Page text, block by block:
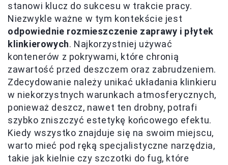
stanowi klucz do sukcesu w trakcie pracy.
Niezwykle ważne w tym kontekście jest
odpowiednie rozmieszczenie zaprawy i płytek
klinkierowych. Najkorzystniej używać
kontenerów z pokrywami, które chronią
zawartość przed deszczem oraz zabrudzeniem.
Zdecydowanie należy unikać układania klinkieru
w niekorzystnych warunkach atmosferycznych,
ponieważ deszcz, nawet ten drobny, potrafi
szybko zniszczyć estetykę końcowego efektu.
Kiedy wszystko znajduje się na swoim miejscu,
warto mieć pod ręką specjalistyczne narzędzia,
takie jak kielnie czy szczotki do fug, które